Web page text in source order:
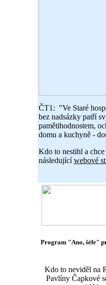
ČT1: "Ve Staré
bez nadsázky patří
pamětihodnostem,
domu a kuchyně -
Kdo to nestihl a
následujícíwebové
Program "Ano, šéfe"
Kdo to neviděl na
Pavlíny Čapkové